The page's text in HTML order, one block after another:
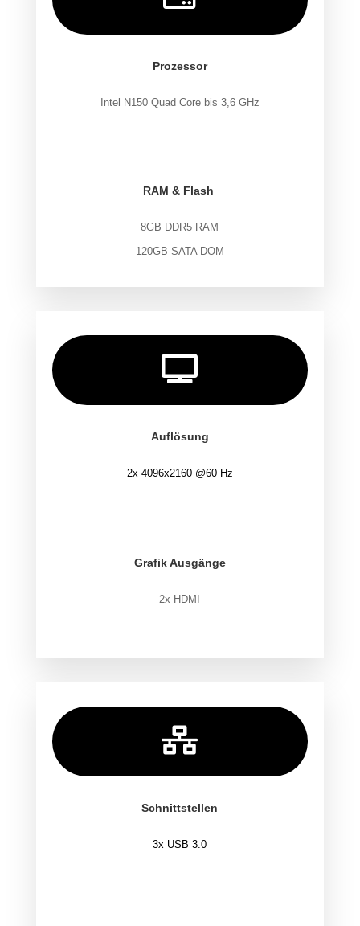
Prozessor
Intel N150 Quad Core bis 3,6 GHz
RAM & Flash
8GB DDR5 RAM
120GB SATA DOM

Auflösung
2x 4096x2160 @60 Hz
Grafik Ausgänge
2x HDMI

Schnittstellen
3x USB 3.0